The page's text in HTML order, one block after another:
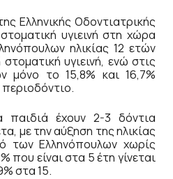
Ελληνικής Οδοντιατρικής
υγιεινή στη χώρα
ηλικίας 12 ετών
υγιεινή, ενώ στις
μόνο το 15,8% και 16,7%
περιοδόντιο.
παιδιά έχουν 2-3 δόντια
με την αύξηση της ηλικίας
των Ελληνόπουλων χωρίς
που είναι στα 5 έτη γίνεται
στα 15.